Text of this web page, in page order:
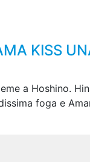
KISS
a Hoshino.
foga e